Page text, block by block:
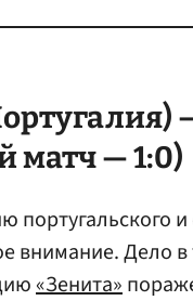
матч — 1:0)
португальского
внимание. Дело
«Зенита»